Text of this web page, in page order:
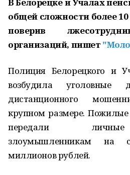
общей сложности более
поверив
организаций, пишет
Полиция Белорецкого и
возбудила
дистанционного
крупном размере.
передали
злоумышленникам на
миллионов рублей.